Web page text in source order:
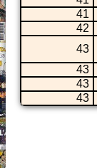
41
42
43
43
43
43